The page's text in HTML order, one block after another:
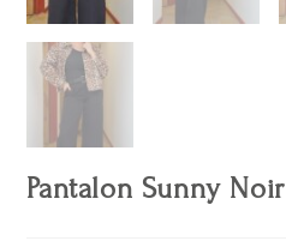
Pantalon Sunny Noir